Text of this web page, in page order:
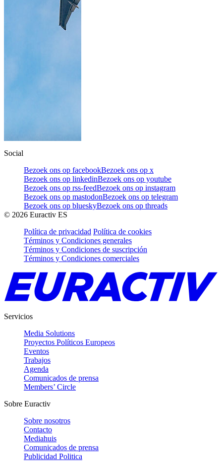
Social
Bezoek ons op facebookBezoek ons op x
Bezoek ons op linkedinBezoek ons op youtube
Bezoek ons op rss-feedBezoek ons op instagram
Bezoek ons op mastodonBezoek ons op telegram
Bezoek ons op blueskyBezoek ons op threads
© 2026 Euractiv ES
Política de privacidad Política de cookies
Términos y Condiciones generales
Términos y Condiciones de suscripción
Términos y Condiciones comerciales
Servicios
Media Solutions
Proyectos Políticos Europeos
Eventos
Trabajos
Agenda
Comunicados de prensa
Members’ Circle
Sobre Euractiv
Sobre nosotros
Contacto
Mediahuis
Comunicados de prensa
Publicidad Politica